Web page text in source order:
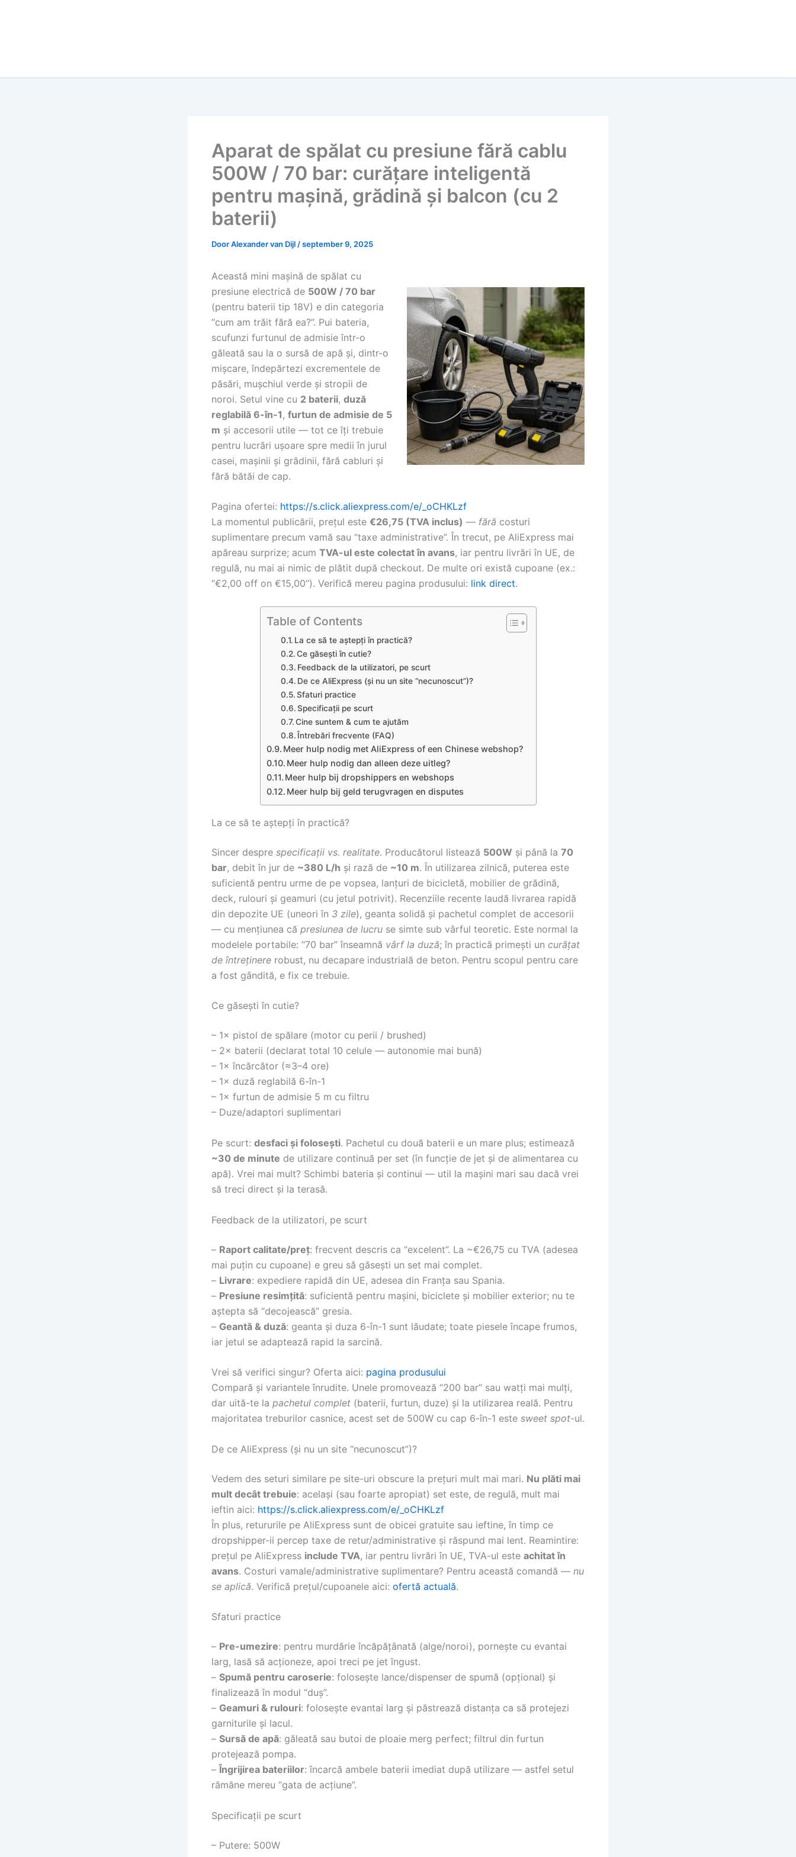
Aparat de spălat cu presiune fără cablu
500W / 70 bar: curățare inteligentă
pentru mașină, grădină și balcon (cu 2
baterii)
DoorAlexander van Dijl /september 9, 2025
Această mini mașină de spălat cu
presiune electrică de 500W / 70 bar
(pentru baterii tip 18V) e din categoria
“cum am trăit fără ea?”. Pui bateria,
scufunzi furtunul de admisie într-o
găleată sau la o sursă de apă și, dintr-o
mișcare, îndepărtezi excrementele de
păsări, mușchiul verde și stropii de
noroi. Setul vine cu 2 baterii, duză
reglabilă 6-în-1 , furtun de admisie de 5
m și accesorii utile — tot ce îți trebuie
pentru lucrări ușoare spre medii în jurul
casei, mașinii și grădinii, fără cabluri și
fără bătăi de cap.
Pagina ofertei: https://s.click.aliexpress.com/e/_oCHKLzf
La momentul publicării, prețul este €26,75 (TVA inclus) — fără costuri
suplimentare precum vamă sau “taxe administrative”. În trecut, pe AliExpress mai
apăreau surprize; acum TVA-ul este colectat în avans, iar pentru livrări în UE, de
regulă, nu mai ai nimic de plătit după checkout. De multe ori există cupoane (ex.:
“€2,00 off on €15,00”). Verifică mereu pagina produsului: link direct.
Table of Contents
La ce să te aștepți în practică?
Ce găsești în cutie?
Feedback de la utilizatori, pe scurt
De ce AliExpress (și nu un site “necunoscut”)?
Sfaturi practice
Specificații pe scurt
Cine suntem & cum te ajutăm
Întrebări frecvente (FAQ)
Meer hulp nodig met AliExpress of een Chinese webshop?
Meer hulp nodig dan alleen deze uitleg?
Meer hulp bij dropshippers en webshops
Meer hulp bij geld terugvragen en disputes
La ce să te aștepți în practică?
Sincer despre specificații vs. realitate. Producătorul listează 500W și până la 70
bar, debit în jur de ~380 L/h și rază de ~10 m. În utilizarea zilnică, puterea este
suficientă pentru urme de pe vopsea, lanțuri de bicicletă, mobilier de grădină,
deck, rulouri și geamuri (cu jetul potrivit). Recenziile recente laudă livrarea rapidă
din depozite UE (uneori în 3 zile), geanta solidă și pachetul complet de accesorii
— cu mențiunea că presiunea de lucru se simte sub vârful teoretic. Este normal la
modelele portabile: “70 bar” înseamnă vârf la duză; în practică primești un curățat
de întreținere robust, nu decapare industrială de beton. Pentru scopul pentru care
a fost gândită, e fix ce trebuie.
Ce găsești în cutie?
– 1× pistol de spălare (motor cu perii / brushed)
– 2× baterii (declarat total 10 celule — autonomie mai bună)
– 1× încărcător (≈3–4 ore)
– 1× duză reglabilă 6-în-1
– 1× furtun de admisie 5 m cu filtru
– Duze/adaptori suplimentari
Pe scurt: desfaci și folosești. Pachetul cu două baterii e un mare plus; estimează
~30 de minute de utilizare continuă per set (în funcție de jet și de alimentarea cu
apă). Vrei mai mult? Schimbi bateria și continui — util la mașini mari sau dacă vrei
să treci direct și la terasă.
Feedback de la utilizatori, pe scurt
– Raport calitate/preț: frecvent descris ca “excelent”. La ~€26,75 cu TVA (adesea
mai puțin cu cupoane) e greu să găsești un set mai complet.
– Livrare: expediere rapidă din UE, adesea din Franța sau Spania.
– Presiune resimțită: suficientă pentru mașini, biciclete și mobilier exterior; nu te
aștepta să “decojească” gresia.
– Geantă & duză: geanta și duza 6-în-1 sunt lăudate; toate piesele încape frumos,
iar jetul se adaptează rapid la sarcină.
Vrei să verifici singur? Oferta aici: pagina produsului
Compară și variantele înrudite. Unele promovează “200 bar” sau watți mai mulți,
dar uită-te la pachetul complet (baterii, furtun, duze) și la utilizarea reală. Pentru
majoritatea treburilor casnice, acest set de 500W cu cap 6-în-1 este sweet spot-ul.
De ce AliExpress (și nu un site “necunoscut”)?
Vedem des seturi similare pe site-uri obscure la prețuri mult mai mari. Nu plăti mai
mult decât trebuie: același (sau foarte apropiat) set este, de regulă, mult mai
ieftin aici: https://s.click.aliexpress.com/e/_oCHKLzf
În plus, retururile pe AliExpress sunt de obicei gratuite sau ieftine, în timp ce
dropshipper-ii percep taxe de retur/administrative și răspund mai lent. Reamintire:
prețul pe AliExpress include TVA, iar pentru livrări în UE, TVA-ul este achitat în
avans. Costuri vamale/administrative suplimentare? Pentru această comandă — nu
se aplică. Verifică prețul/cupoanele aici: ofertă actuală.
Sfaturi practice
– Pre-umezire: pentru murdărie încăpățânată (alge/noroi), pornește cu evantai
larg, lasă să acționeze, apoi treci pe jet îngust.
– Spumă pentru caroserie: folosește lance/dispenser de spumă (opțional) și
finalizează în modul “duș”.
– Geamuri & rulouri: folosește evantai larg și păstrează distanța ca să protejezi
garniturile și lacul.
– Sursă de apă: găleată sau butoi de ploaie merg perfect; filtrul din furtun
protejează pompa.
–Îngrijirea bateriilor: încarcă ambele baterii imediat după utilizare — astfel setul
rămâne mereu “gata de acțiune”.
Specificații pe scurt
– Putere: 500W